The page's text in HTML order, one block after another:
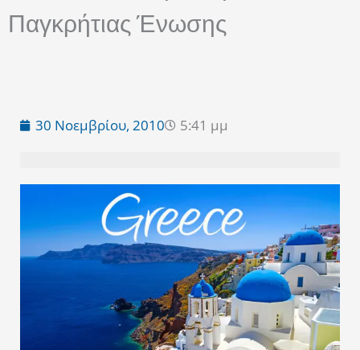
Παγκρήτιας Ένωσης
30 Νοεμβρίου, 2010 5:41 μμ